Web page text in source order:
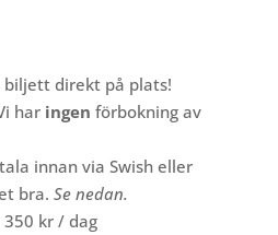
direkt på plats!
har ingen förbokning av
innan via Swish eller
bra. Se nedan.
350 kr / dag